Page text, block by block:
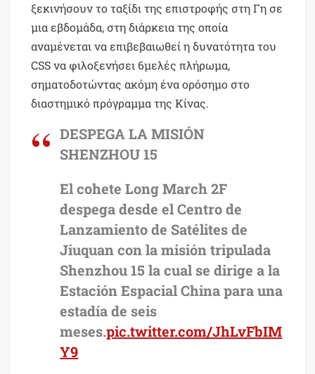
ξεκινήσουν το ταξίδι της επιστροφής στη Γη σε
μια εβδομάδα, στη διάρκεια της οποία
αναμένεται να επιβεβαιωθεί η δυνατότητα του
CSS να φιλοξενήσει 6μελές πλήρωμα,
σηματοδοτώντας ακόμη ένα ορόσημο στο
διαστημικό πρόγραμμα της Κίνας.
DESPEGA LA MISIÓN
SHENZHOU 15
El cohete Long March 2F
despega desde el Centro de
Lanzamiento de Satélites de
Jiuquan con la misión tripulada
Shenzhou 15 la cual se dirige a la
Estación Espacial China para una
estadía de seis
meses.pic.twitter.com/JhLvFbIM
Y9